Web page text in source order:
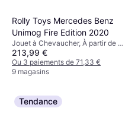
Rolly Toys Mercedes Benz
Unimog Fire Edition 2020
Jouet à Chevaucher, À partir de 3
ans, Thème: Pompier
213,99 €
Ou 3 paiements de 71,33 €
9 magasins
Tendance